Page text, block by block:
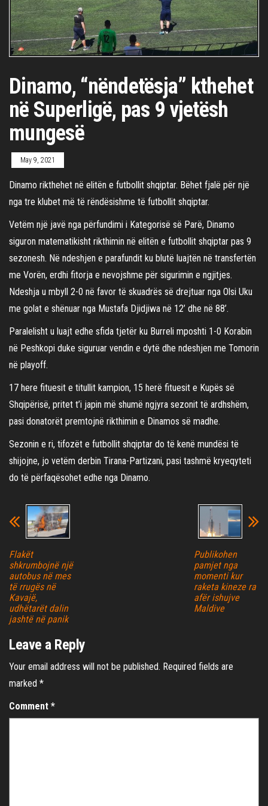
Dinamo, “nëndetësja” kthehet
në Superligë, pas 9 vjetësh
mungesë
May 9, 2021
Dinamo rikthehet në elitën e futbollit shqiptar. Bëhet fjalë për një
nga tre klubet më të rëndësishme të futbollit shqiptar.
Vetëm një javë nga përfundimi i Kategorisë së Parë, Dinamo
siguron matematikisht rikthimin në elitën e futbollit shqiptar pas 9
sezonesh. Në ndeshjen e parafundit ku blutë luajtën në transfertën
me Vorën, erdhi fitorja e nevojshme për sigurimin e ngjitjes.
Ndeshja u mbyll 2-0 në favor të skuadrës së drejtuar nga Olsi Uku
me golat e shënuar nga Mustafa Djidjiwa në 12’ dhe në 88’.
Paralelisht u luajt edhe sfida tjetër ku Burreli mposhti 1-0 Korabin
në Peshkopi duke siguruar vendin e dytë dhe ndeshjen me Tomorin
në playoff.
17 here fituesit e titullit kampion, 15 herë fituesit e Kupës së
Shqipërisë, pritet t’i japin më shumë ngjyra sezonit të ardhshëm,
pasi donatorët premtojnë rikthimin e Dinamos së madhe.
Sezonin e ri, tifozët e futbollit shqiptar do të kenë mundësi të
shijojne, jo vetëm derbin Tirana-Partizani, pasi tashmë kryeqyteti
do të përfaqësohet edhe nga Dinamo.
Flakët
shkrumbojnë një
autobus në mes
të rrugës në
Kavajë,
udhëtarët dalin
jashtë në panik
Publikohen
pamjet nga
momenti kur
raketa kineze ra
afër ishujve
Maldive
Leave a Reply
Your email address will not be published. Required fields are
marked *
Comment *